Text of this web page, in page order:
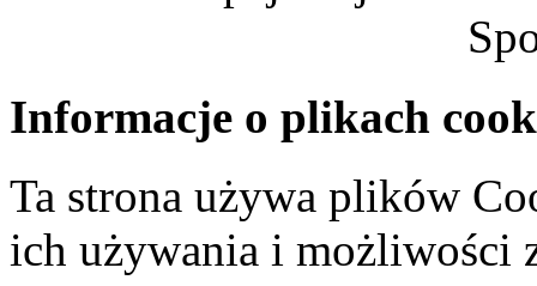
Informacje o plikach
Ta strona używa plików
ich używania i możliwości